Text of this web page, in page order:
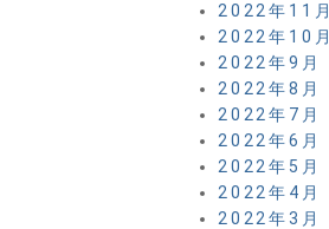
2022年11月
2022年10月
2022年9月
2022年8月
2022年7月
2022年6月
2022年5月
2022年4月
2022年3月